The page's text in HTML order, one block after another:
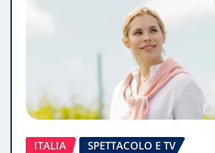
ITALIA SPETTACOLO E TV